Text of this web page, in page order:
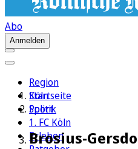
Abo
Anmelden
Region
Köln
Sport
1. FC Köln
Erleben
Startseite
Politik
Brosius-